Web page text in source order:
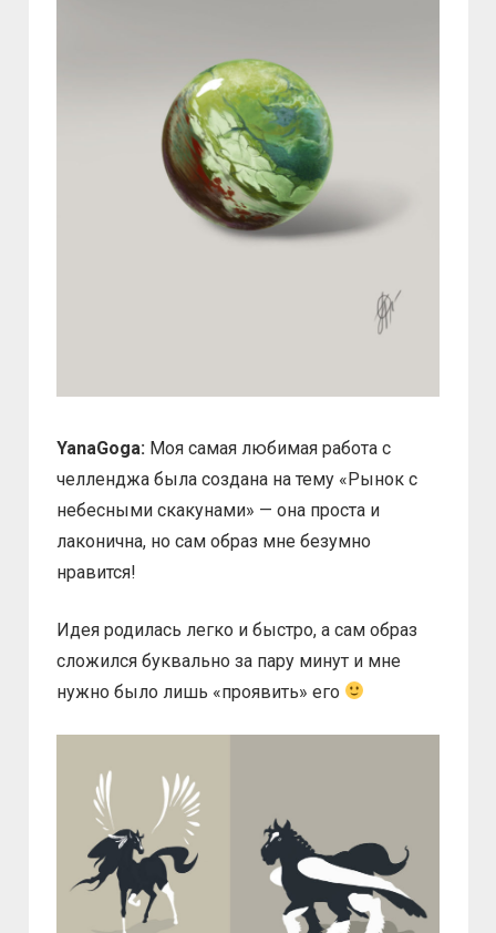
YanaGoga: Моя самая любимая работа с
челленджа была создана на тему «Рынок с
небесными скакунами» — она проста и
лаконична, но сам образ мне безумно
нравится!
Идея родилась легко и быстро, а сам образ
сложился буквально за пару минут и мне
нужно было лишь «проявить» его